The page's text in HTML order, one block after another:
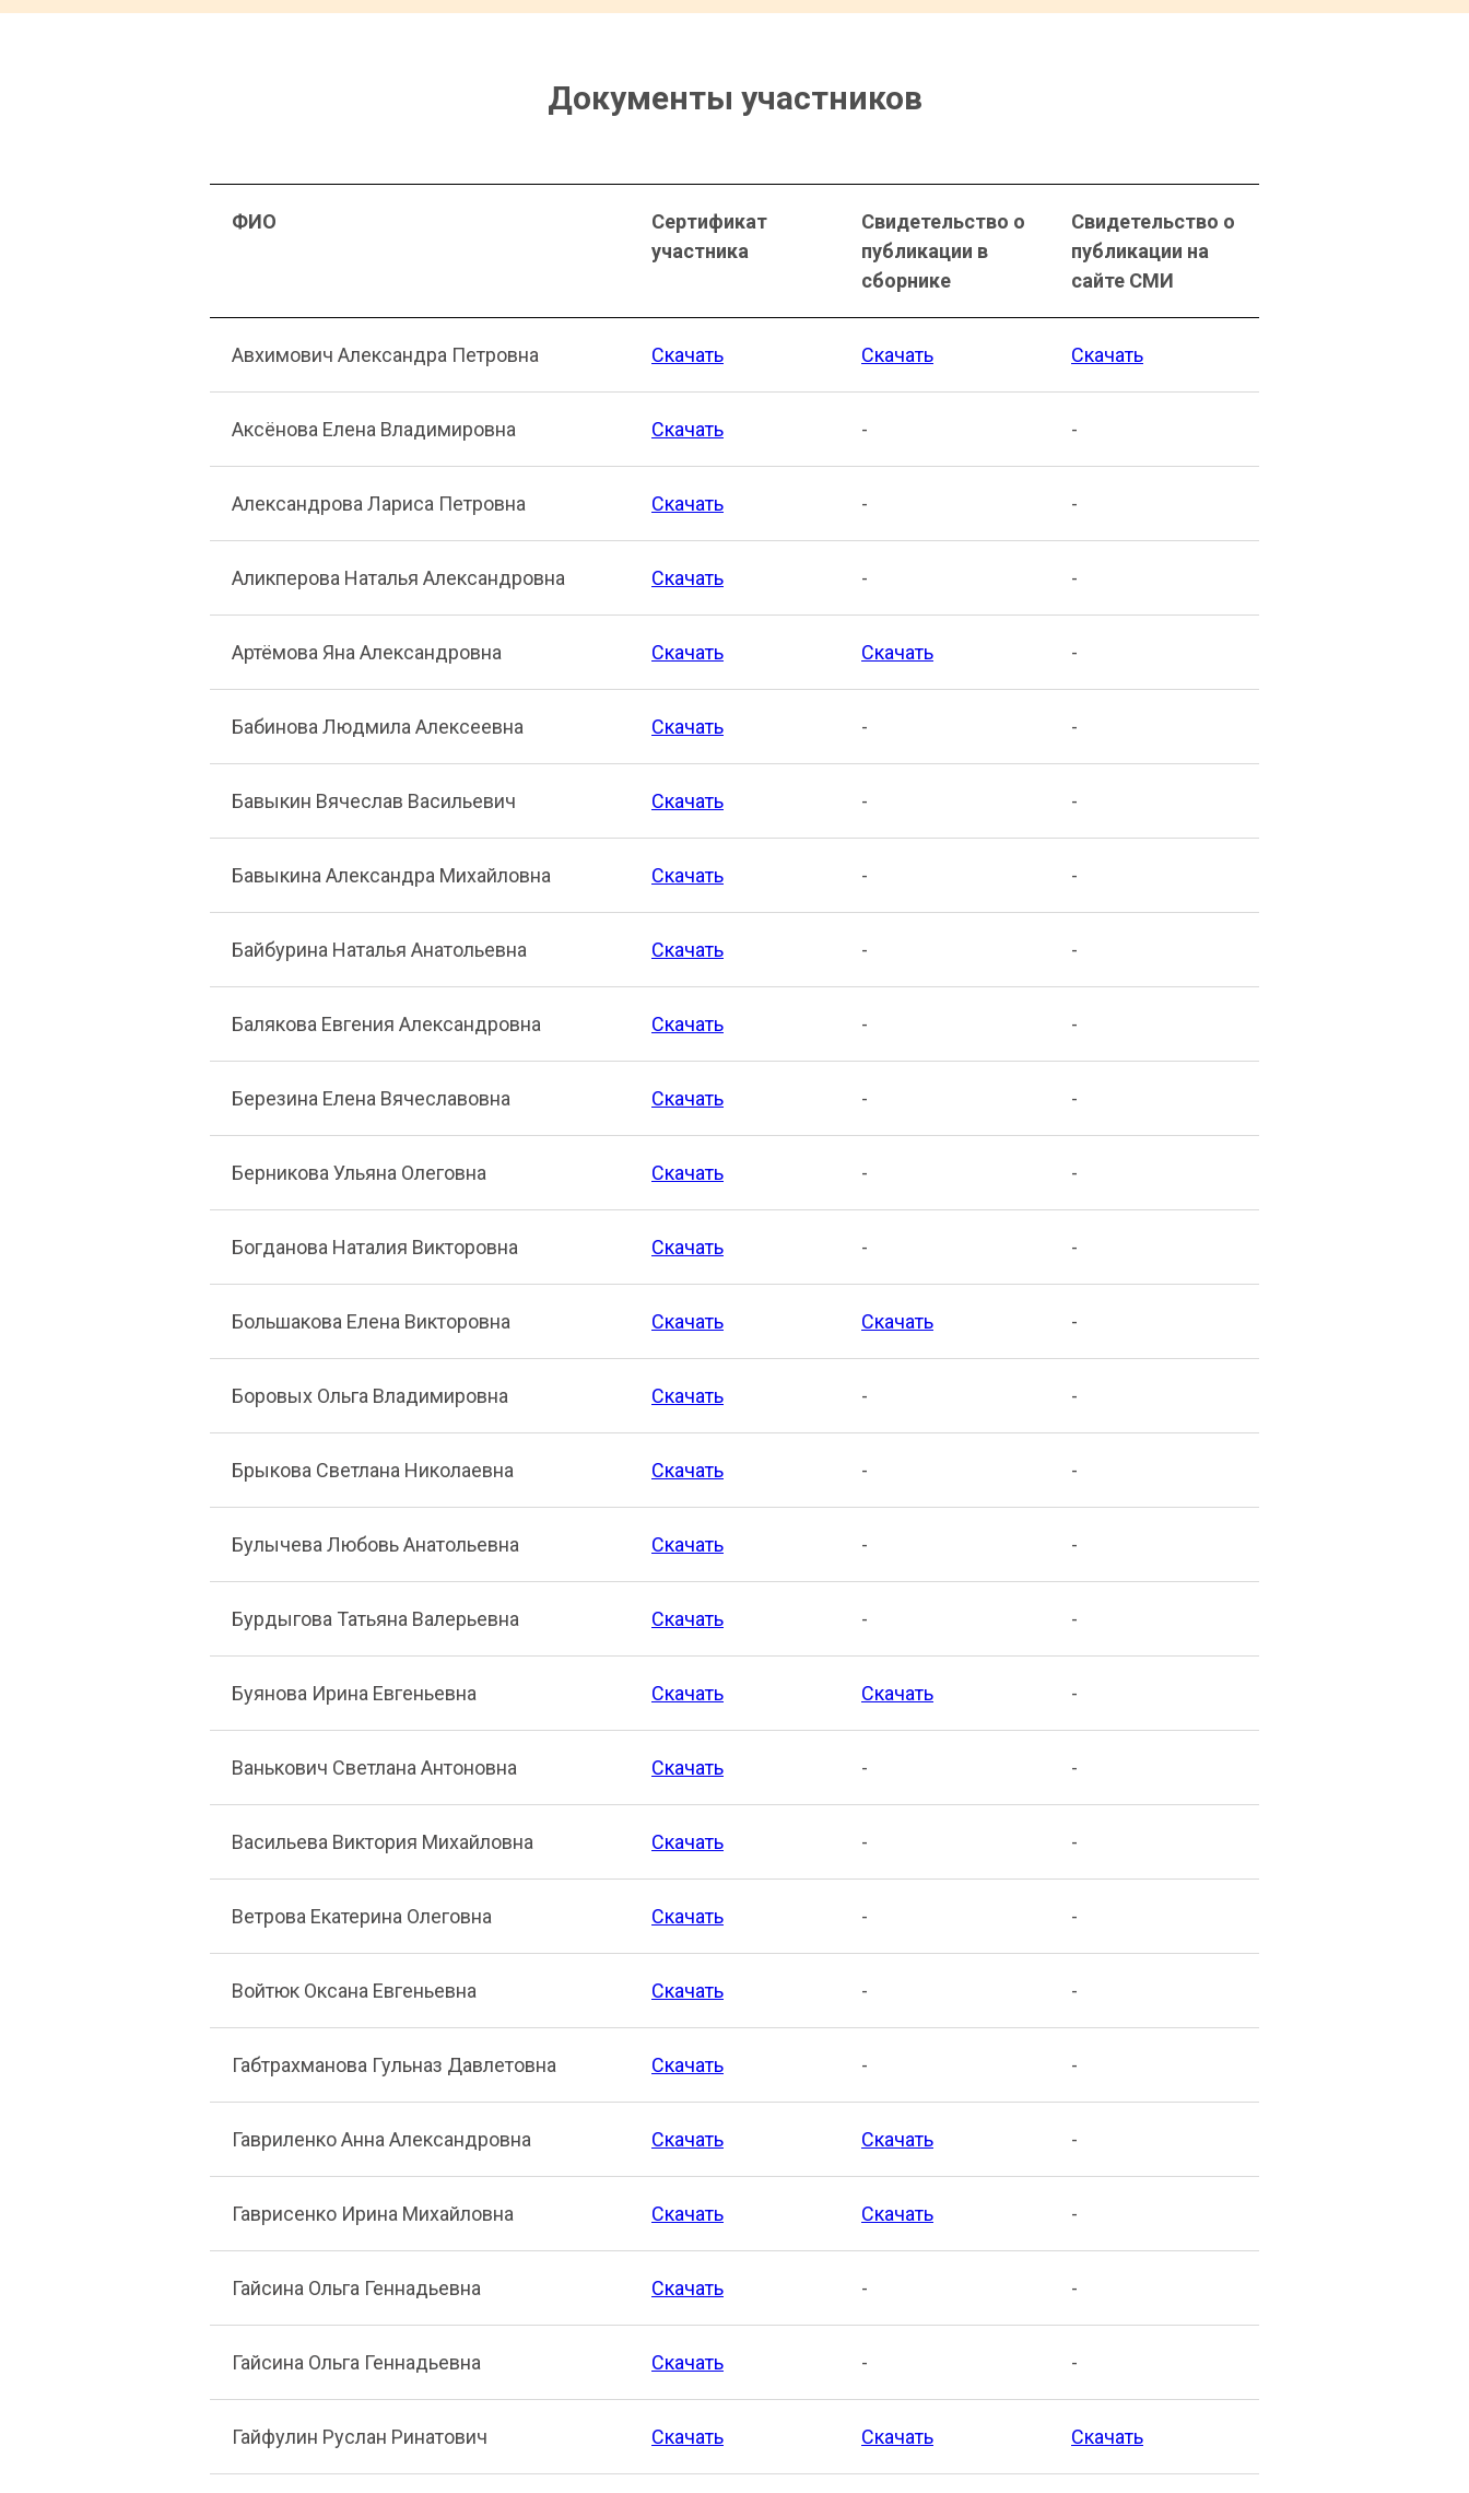
Документы участников
ФИО
Сертификат
участника
Свидетельство о
публикации в
сборнике
Свидетельство о
публикации на
сайте СМИ
Авхимович Александра Петровна Скачать Скачать Скачать
Аксёнова Елена Владимировна Скачать - -
Александрова Лариса Петровна Скачать - -
Аликперова Наталья Александровна Скачать - -
Артёмова Яна Александровна Скачать Скачать -
Бабинова Людмила Алексеевна Скачать - -
Бавыкин Вячеслав Васильевич Скачать - -
Бавыкина Александра Михайловна Скачать - -
Байбурина Наталья Анатольевна Скачать - -
Балякова Евгения Александровна Скачать - -
Березина Елена Вячеславовна Скачать - -
Берникова Ульяна Олеговна Скачать - -
Богданова Наталия Викторовна Скачать - -
Большакова Елена Викторовна Скачать Скачать -
Боровых Ольга Владимировна Скачать - -
Брыкова Светлана Николаевна Скачать - -
Булычева Любовь Анатольевна Скачать - -
Бурдыгова Татьяна Валерьевна Скачать - -
Буянова Ирина Евгеньевна Скачать Скачать -
Ванькович Светлана Антоновна Скачать - -
Васильева Виктория Михайловна Скачать - -
Ветрова Екатерина Олеговна Скачать - -
Войтюк Оксана Евгеньевна Скачать - -
Габтрахманова Гульназ Давлетовна Скачать - -
Гавриленко Анна Александровна Скачать Скачать -
Гаврисенко Ирина Михайловна Скачать Скачать -
Гайсина Ольга Геннадьевна Скачать - -
Гайсина Ольга Геннадьевна Скачать - -
Гайфулин Руслан Ринатович Скачать Скачать Скачать